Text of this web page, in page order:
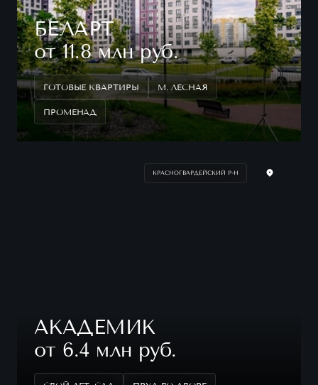
БЕЛАРТ
от 11.8 млн руб.
ГОТОВЫЕ КВАРТИРЫ М. ЛЕСНАЯ
ПРОМЕНАД
КРАСНОГВАРДЕЙСКИЙ Р-Н
АКАДЕМИК
от 6.4 млн руб.